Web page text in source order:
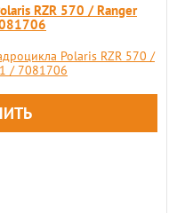
RZR 570 / Ranger
Polaris RZR 570 /
/ 7081706